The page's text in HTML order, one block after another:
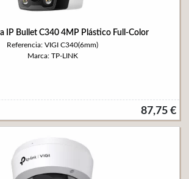
IP Bullet C340 4MP Plástico Full-Color
Referencia: VIGI C340(6mm)
Marca: TP-LINK
87,75 €